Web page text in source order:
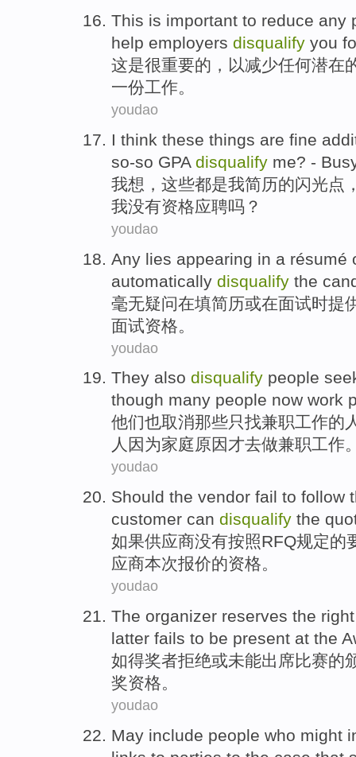
This is important to reduce any
help employers disqualify you
这是很重要的， 以减少任何潜在
一份工作。
youdao
I think these things are fine
so-so GPA disqualify me? -
我想 ， 这些都是我简历的闪光点
我没有资格应聘吗？
youdao
Any lies appearing in a résumé
automatically disqualify the
毫无疑问在填简历或在面试时提
面试资格。
youdao
They also disqualify people
though many people now work
他们也取消那些只找兼职工作的
人 因为家庭原因才去做兼职工作
youdao
Should the vendor fail to follow
customer can disqualify the
如果供应商没有按照RFQ规定的
应商本次报价的资格。
youdao
The organizer reserves the
latter fails to be present at the
如得奖者拒绝或未能出席比赛的
奖资格。
youdao
May include people who might